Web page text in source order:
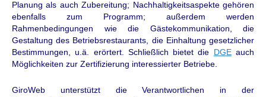
Planung als auch Zubereitung; Nachhaltigkeitsaspekte gehören
ebenfalls zum Programm; außerdem werden
Rahmenbedingungen wie die Gästekommunikation, die
Gestaltung des Betriebsrestaurants, die Einhaltung gesetzlicher
Bestimmungen, u.ä. erörtert. Schließlich bietet die
DGEauch
Möglichkeiten zur Zertifizierung interessierter Betriebe.
GiroWeb unterstützt die Verantwortlichen in der